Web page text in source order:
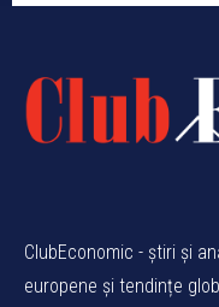
ClubEconomic - știri și
europene și tendințe